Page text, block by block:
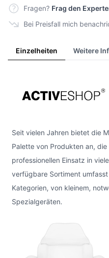
Fragen? Frag den
Bei Preisfall mich
Einzelheiten Weitere
Seit vielen Jahren bietet die
Palette von Produkten an,
professionellen Einsatz in
verfügbare Sortiment
Kategorien, von kleinem,
Spezialgeräten.